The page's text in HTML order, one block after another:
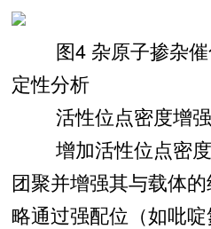
图4 杂原子掺杂催
定性分析
活性位点密度增强
增加活性位点密度
团聚并增强其与载体
略通过强配位（如吡